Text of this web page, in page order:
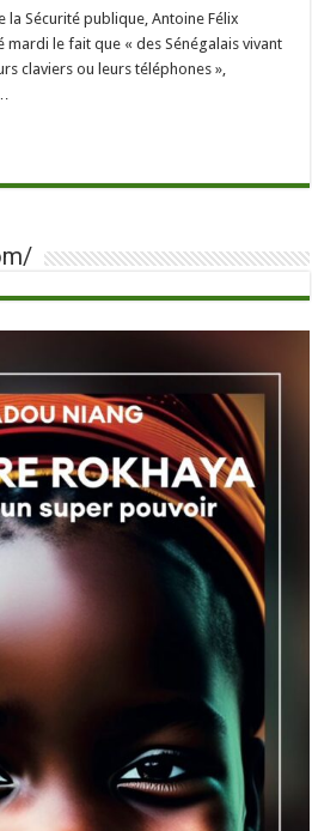
la Sécurité publique, Antoine Félix
mardi le fait que « des Sénégalais vivant
claviers ou leurs téléphones »,